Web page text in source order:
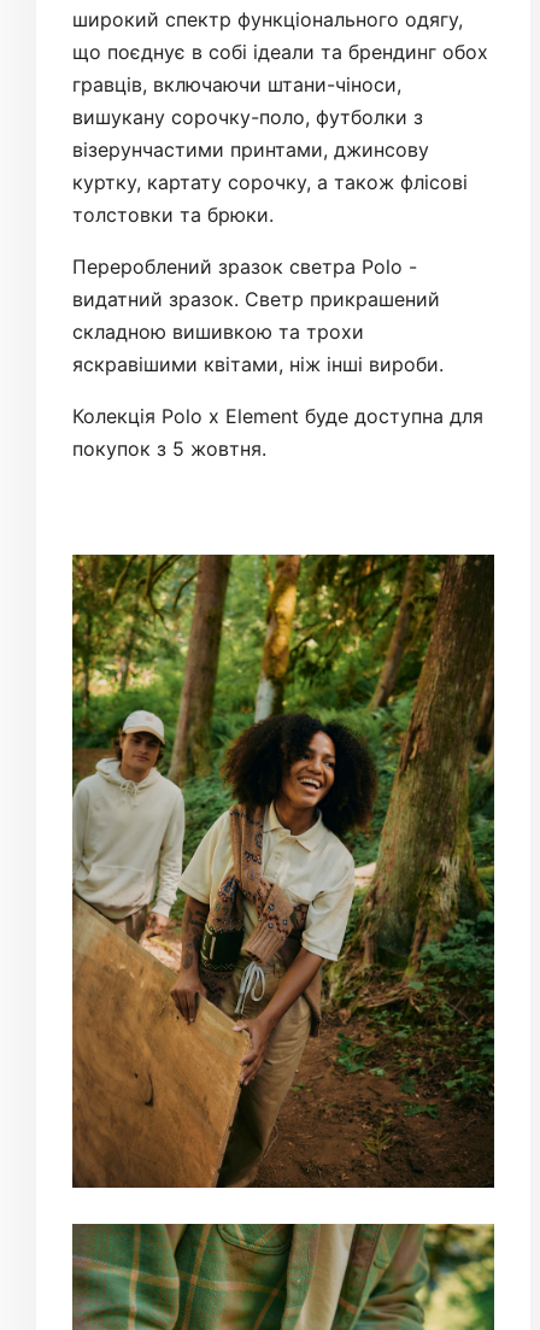
широкий спектр функціонального одягу,
що поєднує в собі ідеали та брендинг обох
гравців, включаючи штани-чіноси,
вишукану сорочку-поло, футболки з
візерунчастими принтами, джинсову
куртку, картату сорочку, а також флісові
толстовки та брюки.
Перероблений зразок светра Polo -
видатний зразок. Светр прикрашений
складною вишивкою та трохи
яскравішими квітами, ніж інші вироби.
Колекція Polo x Element буде доступна для
покупок з 5 жовтня.